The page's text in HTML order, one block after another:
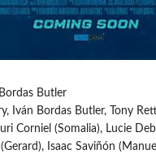
Butler
Iván Bordas Butler, Tony
Corniel (Somalia), Lucie
Isaac Saviñón